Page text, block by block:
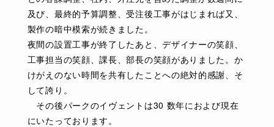
及び、最終的予算調整、受注後工事がはじまれば又、
製作の暗中模索が続きました。
夜間の設置工事が終了したあと、デザイナーの笑顔、
工事担当の笑顔、課長、部長の笑顔がありました。か
けがえのない時間を共有したことへの絶対的感謝、そ
して誇り。
その後パークのイヴェントは30 数年におよび現在
にいたっております。